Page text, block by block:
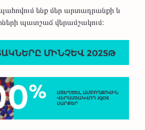
ենք մեր արտադրանքի և
պատշաճ վերամշակում։